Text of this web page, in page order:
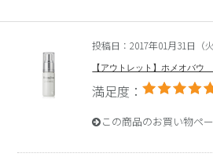
投稿日：2017年01月31日（火
【アウトレット】ホメオバウ
満足度：
この商品のお買い物ペ